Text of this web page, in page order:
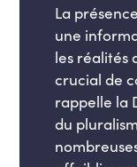
La
une
les réalités
crucial de
rappelle la
du